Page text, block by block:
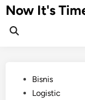
Skip
to
content
Now It's
PostedBisnis
Logistic